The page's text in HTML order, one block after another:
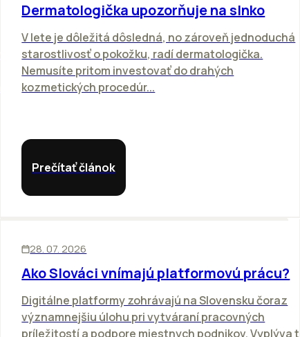
Dermatologička upozorňuje na slnko
V lete je dôležitá dôsledná, no zároveň jednoduchá
starostlivosť o pokožku, radí dermatologička.
Nemusíte pritom investovať do drahých
kozmetických procedúr...
Prečítať článok
28. 07. 2026
Ako Slováci vnímajú platformovú prácu?
Digitálne platformy zohrávajú na Slovensku čoraz
významnejšiu úlohu pri vytváraní pracovných
príležitostí a podpore miestnych podnikov. Vyplýva to